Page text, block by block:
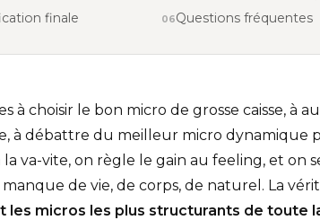
finale
Questions fréquentes
à choisir le bon micro de grosse caisse, à
à débattre du meilleur micro dynamique
va-vite, on règle le gain au feeling, et on
de vie, de corps, de naturel. La
micros les plus structurants de toute